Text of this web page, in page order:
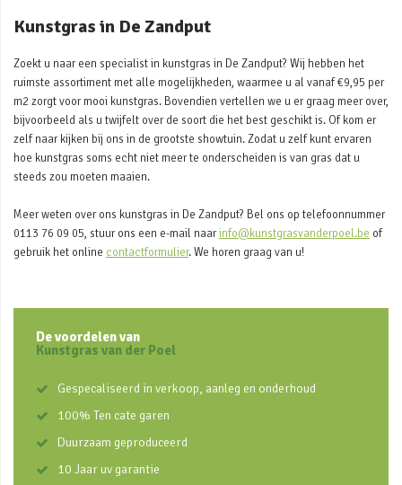
Kunstgras in De Zandput
Zoekt u naar een specialist in kunstgras in De Zandput? Wij hebben het
ruimste assortiment met alle mogelijkheden, waarmee u al vanaf €9,95 per
m2 zorgt voor mooi kunstgras. Bovendien vertellen we u er graag meer over,
bijvoorbeeld als u twijfelt over de soort die het best geschikt is. Of kom er
zelf naar kijken bij ons in de grootste showtuin. Zodat u zelf kunt ervaren
hoe kunstgras soms echt niet meer te onderscheiden is van gras dat u
steeds zou moeten maaien.
Meer weten over ons kunstgras in De Zandput? Bel ons op telefoonnummer
0113 76 09 05, stuur ons een e-mail naarinfo@kunstgrasvanderpoel.be of
gebruik het online contactformulier. We horen graag van u!
De voordelen van
Kunstgras van der Poel
Gespecaliseerd in verkoop, aanleg en onderhoud
100% Ten cate garen
Duurzaam geproduceerd
10 Jaar uv garantie